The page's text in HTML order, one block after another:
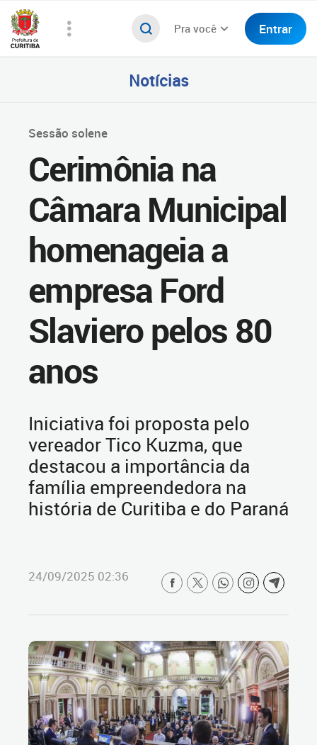
Pra você Entrar
Notícias
Sessão solene
Cerimônia na
Câmara Municipal
homenageia a
empresa Ford
Slaviero pelos 80
anos
Iniciativa foi proposta pelo
vereador Tico Kuzma, que
destacou a importância da
família empreendedora na
história de Curitiba e do Paraná
24/09/2025 02:36